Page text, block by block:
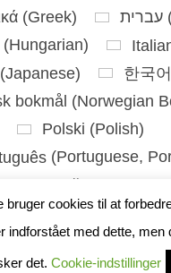
bruger cookies til at
indforstået med dette,
det. Cookie-indstillinger
(Greek) עברית
Hungarian)
(Japanese) 한국어
bokmål (Norwegian
Polski (Polish)
(Portuguese,
Slovenčina
Slovenščina (
Spanish)